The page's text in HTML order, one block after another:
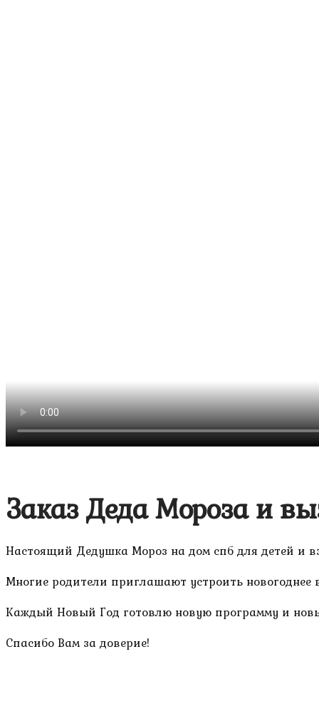
Заказ Деда Мороза и
Настоящий Дедушка Мороз на дом спб для детей и
Многие родители приглашают устроить
Каждый Новый Год готовлю новую программу и
Спасибо Вам за доверие!